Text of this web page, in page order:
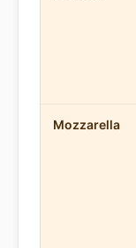
Mozzarella